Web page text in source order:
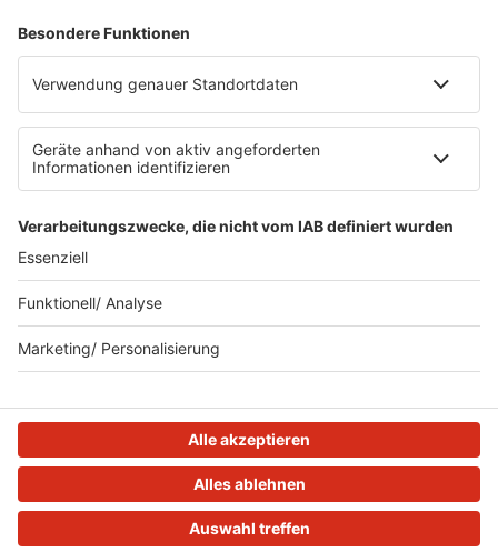
Datenschutz
Datenschutzeinstellungen
Clubbedingungen
Teilnahmebedingungen
R.SH auf radioplayer.de
Stromvergleich
© 2023 R.SH - Radio Schleswig-Holstein - eine Marke der
REGIOCAST GmbH & Co. KG